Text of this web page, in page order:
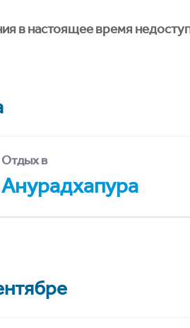
в настоящее время
Отдых в
Анурадхапура